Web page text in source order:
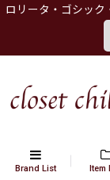
ロリータ・ゴシック
Brand List Item